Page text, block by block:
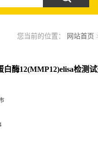
您当前的位置： 网站首页
白酶12(MMP12)elisa检测